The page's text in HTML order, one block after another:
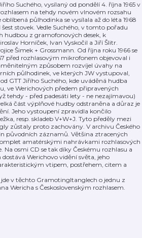
Suchého, vysílaný od pondělí 4. října 1965 v
na tehdy novém vlnovém rozsahu
půlhodinka se vysílala až do léta 1968
stovek. Vedle Suchého, v tomto pořadu
hudbou z gramofonových desek, k
Horníček, Ivan Vyskočil a Jiří Šlitr.
Šimek + Grossmann. Od října roku 1966 se
před rozhlasovým mikrofonem objevoval i
způsobem rozvíjel úvahy na
půlhodinek, ve kterých JW vystupoval,
GTT Jiřího Suchého, kde uváděná hudba
ve Werichových předem připravených
tehdy - před padesáti lety - ne nezajímavou)
část výplňové hudby odstraněna a důraz je
Jeho vystoupení zpravidla končilo
resp. skladeb V+W+J. Tyto předěly mezi
zůstaly proto zachovány. V archivu Českého
původních záznamů. Většina ztracených
amatérskými nahrávkami rozhlasových
Na osmi CD se tak díky Českému rozhlasu a
Werichovo vidění světa, jeho
vtipem, postřehem, citem a
v těchto Gramotingltanglech o jednu z
Wericha s Československým rozhlasem.